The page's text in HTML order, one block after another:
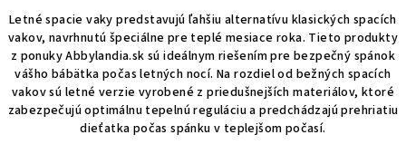
a
c
i
e
p
r
Letné spacie vaky predstavujú ľahšiu alternatívu klasických spacích
vakov, navrhnutú špeciálne pre teplé mesiace roka. Tieto produkty
z ponuky Abbylandia.sk sú ideálnym riešením pre bezpečný spánok
vášho bábätka počas letných nocí. Na rozdiel od bežných spacích
vakov sú letné verzie vyrobené z priedušnejších materiálov, ktoré
zabezpečujú optimálnu tepelnú reguláciu a predchádzajú prehriatiu
dieťatka počas spánku v teplejšom počasí.